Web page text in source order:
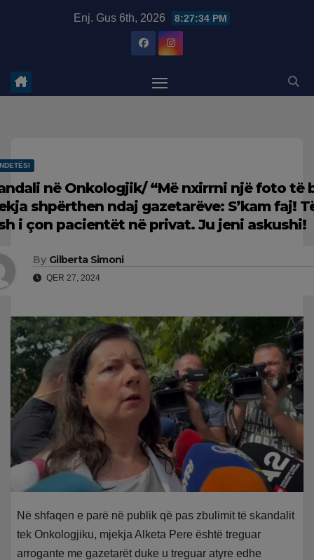
Enj. Gus 6th, 2026 8:27:35 PM
në Onkologjik/ “Më nxirrni një foto të
shpërthen ndaj gazetarëve: S’kam faj!
i çon pacientët në privat. Ju jeni askushi!
By Gilberta Simoni
QER 27, 2024
Në shfaqen e parë në publik që pas zbulimit të skandalit
tek Onkologjiku, mjekja Alketa Pere është treguar
arrogante me gazetarët duke u treguar atyre edhe